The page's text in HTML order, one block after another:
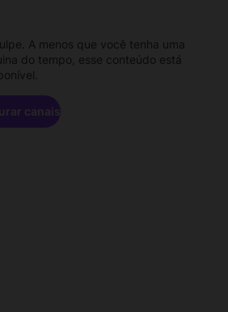
A menos que você tenha uma
do tempo, esse conteúdo está
canais